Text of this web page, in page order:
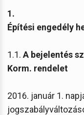
1.
Építési engedély
1.1. A bejelentés
Korm. rendelet
2016. január 1.